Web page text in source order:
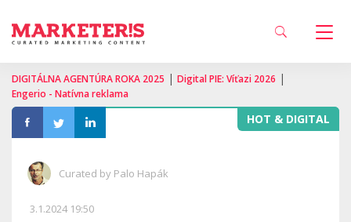
DIGITÁLNA AGENTÚRA ROKA 2025 | Digital PIE: Víťazi 2026 |
Engerio - Natívna reklama
HOT & DIGITAL
Curated by Palo Hapák
3.1.2024 19:50